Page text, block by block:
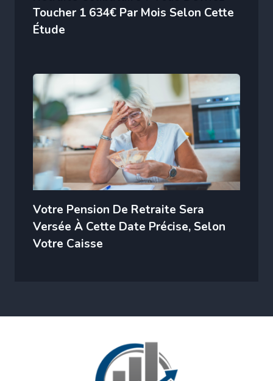
Toucher 1 634€ Par Mois Selon Cette
Étude
Votre Pension De Retraite Sera
Versée À Cette Date Précise, Selon
Votre Caisse